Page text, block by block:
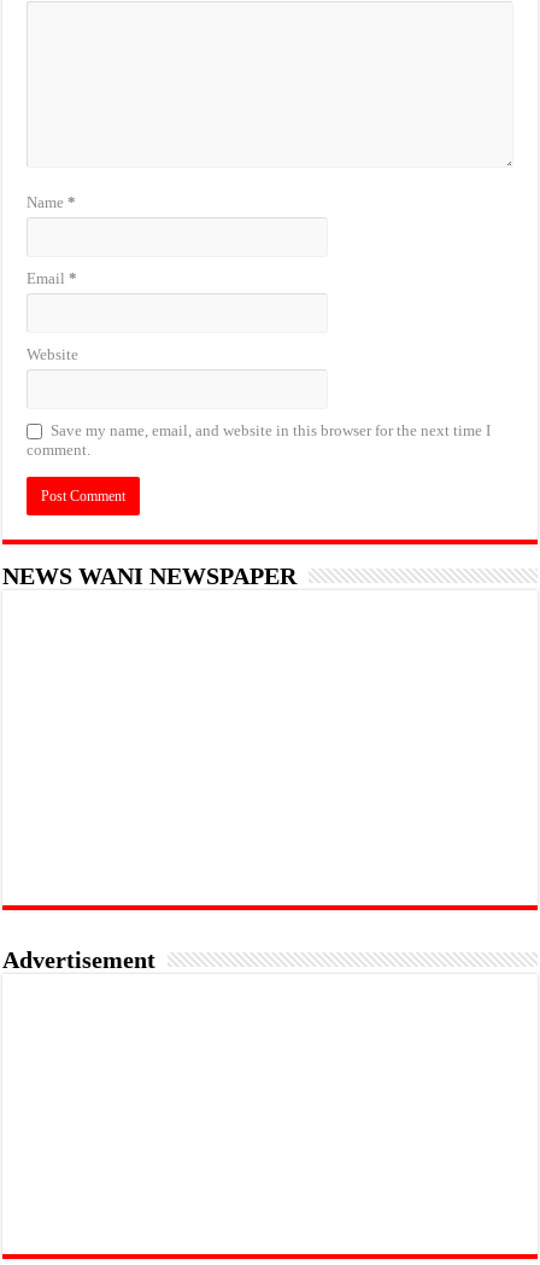
Name*
Email*
Website
Save my name, email, and website in this browser for the next time I
comment.
NEWS WANI NEWSPAPER
Advertisement